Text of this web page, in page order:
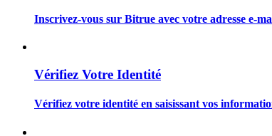
Information
Inscrivez-vous sur Bitrue avec votre adresse e-
Vérifiez Votre Identité
Vérifiez votre identité en saisissant vos